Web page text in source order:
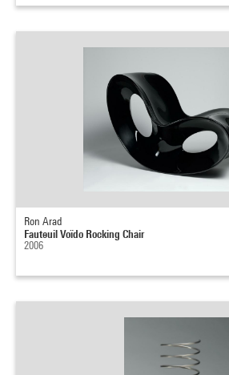
Ron Arad
Fauteuil Voïdo Rocking Chair
2006